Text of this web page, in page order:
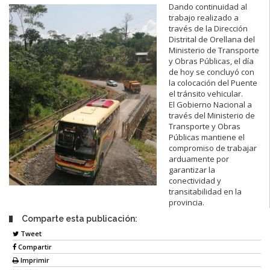
Dando continuidad al
trabajo realizado a
través de la Dirección
Distrital de Orellana del
Ministerio de Transporte
y Obras Públicas, el día
de hoy se concluyó con
la colocación del Puente
el tránsito vehicular.
El Gobierno Nacional a
través del Ministerio de
Transporte y Obras
Públicas mantiene el
compromiso de trabajar
arduamente por
garantizar la
conectividad y
transitabilidad en la
provincia.
Comparte esta publicación:
Tweet
Compartir
Imprimir